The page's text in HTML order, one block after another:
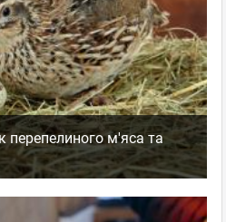
перепелиного м'яса та